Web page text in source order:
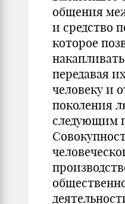
общения
и средство
которое
передавая
человеку и
поколения
следующим